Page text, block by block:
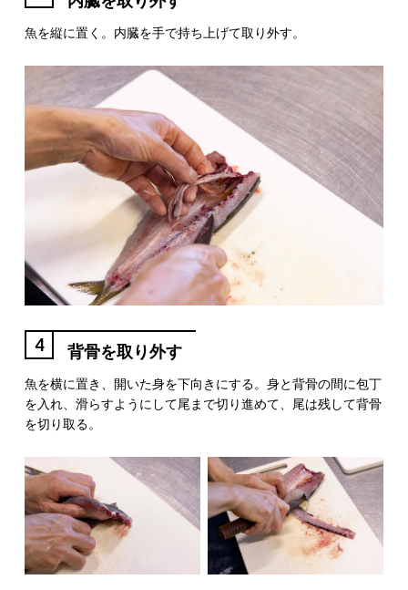
魚を縦に置く。内臓を手で持ち上げて取り外す。
4 背骨を取り外す
魚を横に置き、開いた身を下向きにする。身と背骨の間に包丁
を入れ、滑らすようにして尾まで切り進めて、尾は残して背骨
を切り取る。